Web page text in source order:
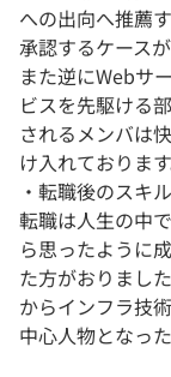
への出向へ推薦
承認するケースが
また逆にWebサ
ビスを先駆ける
されるメンバは
け入れております
・転職後のスキ
転職は人生の中
ら思ったように
た方がおりまし
からインフラ技
中心人物となっ